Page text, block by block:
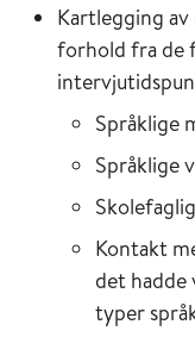
Kartlegging
forhold fra de
Språklige
Språklige
Kontakt
det
typer